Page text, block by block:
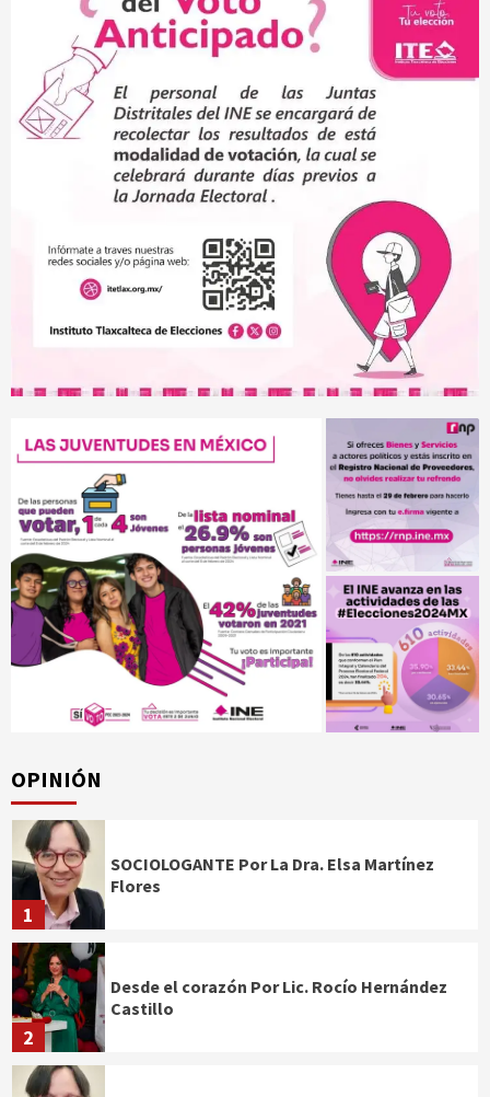
OPINIÓN
1
SOCIOLOGANTE Por La Dra. Elsa Martínez
Flores
2
Desde el corazón Por Lic. Rocío Hernández
Castillo